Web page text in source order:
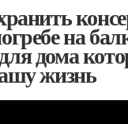
на
дома
жизнь